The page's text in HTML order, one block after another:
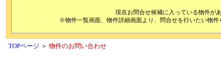
現在お問合せ候補に入っている物件が
※物件一覧画面、物件詳細画面より、問合せを行いたい物
TOPページ ＞ 物件のお問い合わせ